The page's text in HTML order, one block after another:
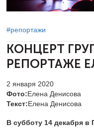
#репортажи
КОНЦЕРТ
РЕПОРТАЖЕ
2 января 2020
Фото:Елена Денисова
Текст:Елена Денисова
В субботу 14 декабря в